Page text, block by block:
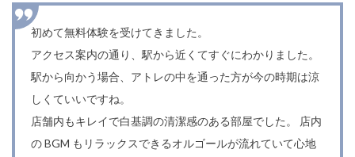
初めて無料体験を受けてきました。
アクセス案内の通り、駅から近くてすぐにわかりました。
駅から向かう場合、アトレの中を通った方が今の時期は涼
しくていいですね。
店舗内もキレイで白基調の清潔感のある部屋でした。 店内
の BGM もリラックスできるオルゴールが流れていて心地